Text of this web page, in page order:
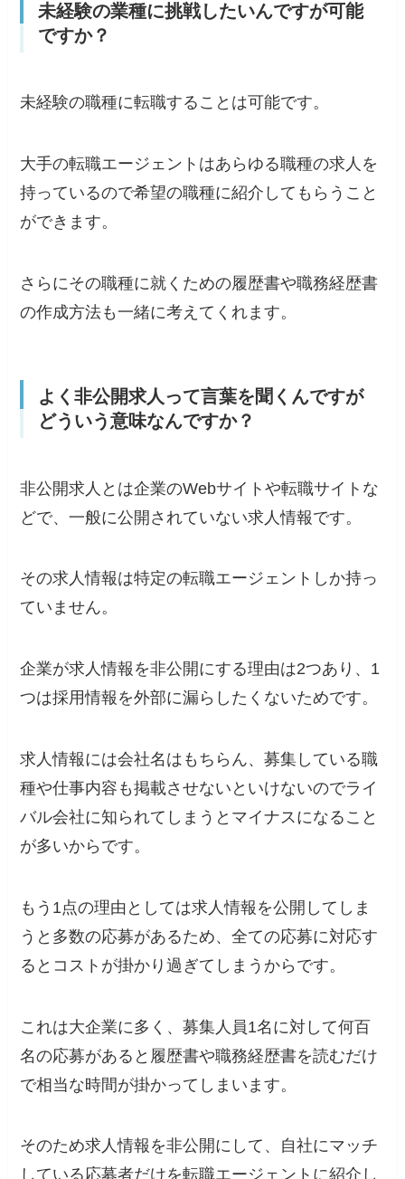
未経験の業種に挑戦したいんですが可能
ですか？
未経験の職種に転職することは可能です。
大手の転職エージェントはあらゆる職種の求人を
持っているので希望の職種に紹介してもらうこと
ができます。
さらにその職種に就くための履歴書や職務経歴書
の作成方法も一緒に考えてくれます。
よく非公開求人って言葉を聞くんですが
どういう意味なんですか？
非公開求人とは企業のWebサイトや転職サイトな
どで、一般に公開されていない求人情報です。
その求人情報は特定の転職エージェントしか持っ
ていません。
企業が求人情報を非公開にする理由は2つあり、1
つは採用情報を外部に漏らしたくないためです。
求人情報には会社名はもちらん、募集している職
種や仕事内容も掲載させないといけないのでライ
バル会社に知られてしまうとマイナスになること
が多いからです。
もう1点の理由としては求人情報を公開してしま
うと多数の応募があるため、全ての応募に対応す
るとコストが掛かり過ぎてしまうからです。
これは大企業に多く、募集人員1名に対して何百
名の応募があると履歴書や職務経歴書を読むだけ
で相当な時間が掛かってしまいます。
そのため求人情報を非公開にして、自社にマッチ
している応募者だけを転職エージェントに紹介し